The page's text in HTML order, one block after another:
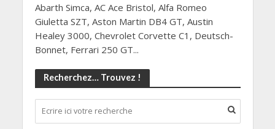
Abarth Simca, AC Ace Bristol, Alfa Romeo
Giuletta SZT, Aston Martin DB4 GT, Austin
Healey 3000, Chevrolet Corvette C1, Deutsch-
Bonnet, Ferrari 250 GT...
Recherchez… Trouvez !